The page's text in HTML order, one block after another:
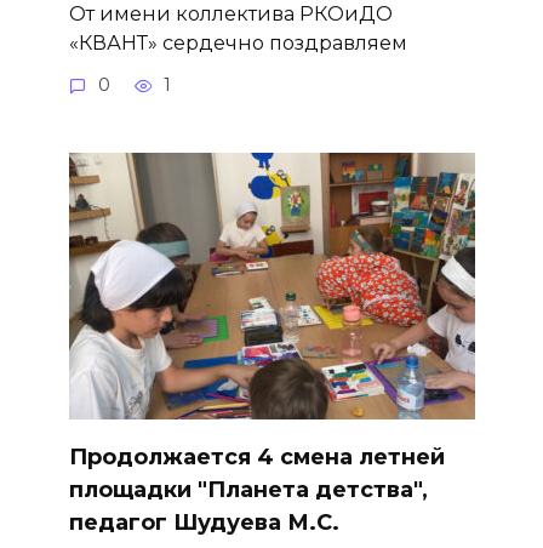
От имени коллектива РКОиДО
«КВАНТ» сердечно поздравляем
0 1
Продолжается 4 смена летней
площадки "Планета детства",
педагог Шудуева М.С.